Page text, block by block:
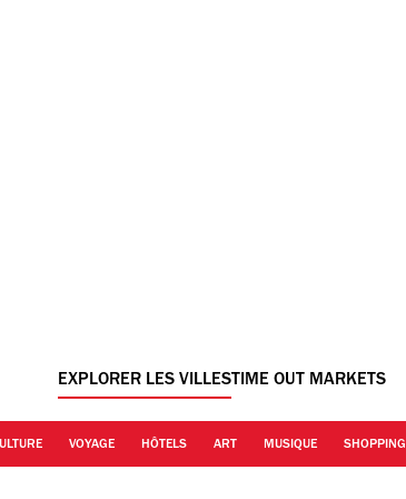
EXPLORER LES VILLESTIME OUT MARKETS
VOYAGE HÔTELS ART MUSIQUE SHOPPING